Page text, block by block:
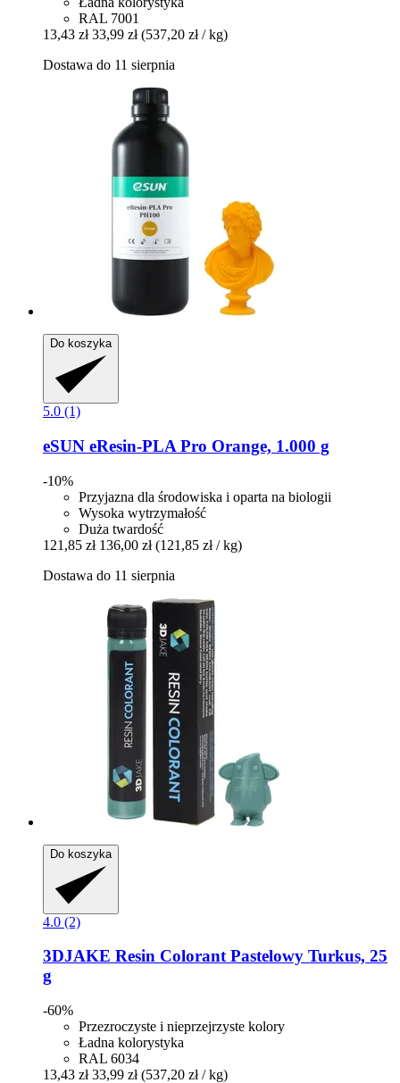
RAL 7001
13,43 zł 33,99 zł (537,20 zł / kg)
Dostawa do 11 sierpnia
Do koszyka
5.0 (1)
eSUN eResin-​PLA Pro Orange, 1.000 g
-10%
Przyjazna dla środowiska i oparta na biologii
Wysoka wytrzymałość
Duża twardość
121,85 zł 136,00 zł (121,85 zł / kg)
Dostawa do 11 sierpnia
Do koszyka
4.0 (2)
3DJAKE Resin Colorant Pastelowy Turkus, 25
g
-60%
Przezroczyste i nieprzejrzyste kolory
Ładna kolorystyka
RAL 6034
13,43 zł 33,99 zł (537,20 zł / kg)